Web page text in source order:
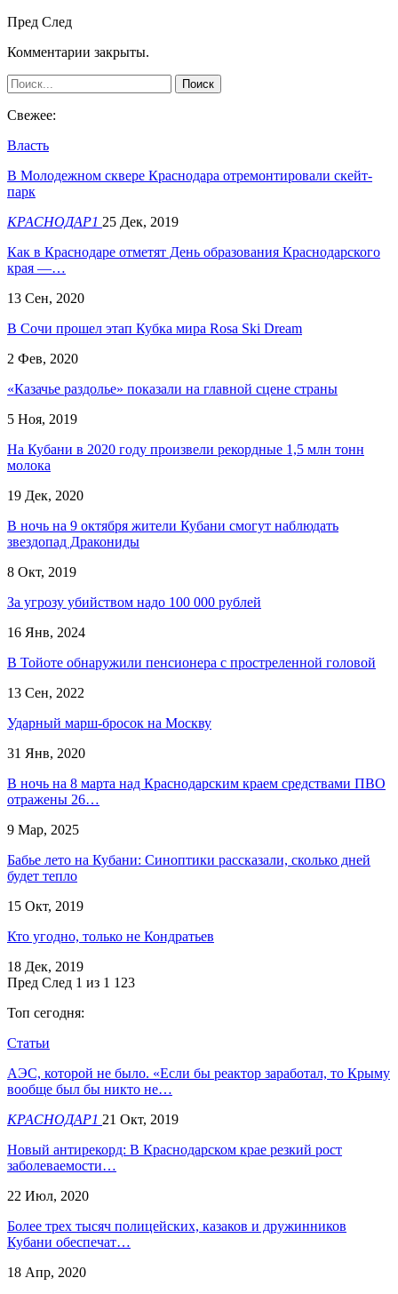
Пред След
Комментарии закрыты.
Свежее:
Власть
В Молодежном сквере Краснодара отремонтировали скейт-
парк
КРАСНОДАР1 25 Дек, 2019
Как в Краснодаре отметят День образования Краснодарского
края —…
13 Сен, 2020
В Сочи прошел этап Кубка мира Rosa Ski Dream
2 Фев, 2020
«Казачье раздолье» показали на главной сцене страны
5 Ноя, 2019
На Кубани в 2020 году произвели рекордные 1,5 млн тонн
молока
19 Дек, 2020
В ночь на 9 октября жители Кубани смогут наблюдать
звездопад Дракониды
8 Окт, 2019
За угрозу убийством надо 100 000 рублей
16 Янв, 2024
В Тойоте обнаружили пенсионера с простреленной головой
13 Сен, 2022
Ударный марш-бросок на Москву
31 Янв, 2020
В ночь на 8 марта над Краснодарским краем средствами ПВО
отражены 26…
9 Мар, 2025
Бабье лето на Кубани: Синоптики рассказали, сколько дней
будет тепло
15 Окт, 2019
Кто угодно, только не Кондратьев
18 Дек, 2019
Пред След 1 из 1 123
Топ сегодня:
Статьи
АЭС, которой не было. «Если бы реактор заработал, то Крыму
вообще был бы никто не…
КРАСНОДАР1 21 Окт, 2019
Новый антирекорд: В Краснодарском крае резкий рост
заболеваемости…
22 Июл, 2020
Более трех тысяч полицейских, казаков и дружинников
Кубани обеспечат…
18 Апр, 2020